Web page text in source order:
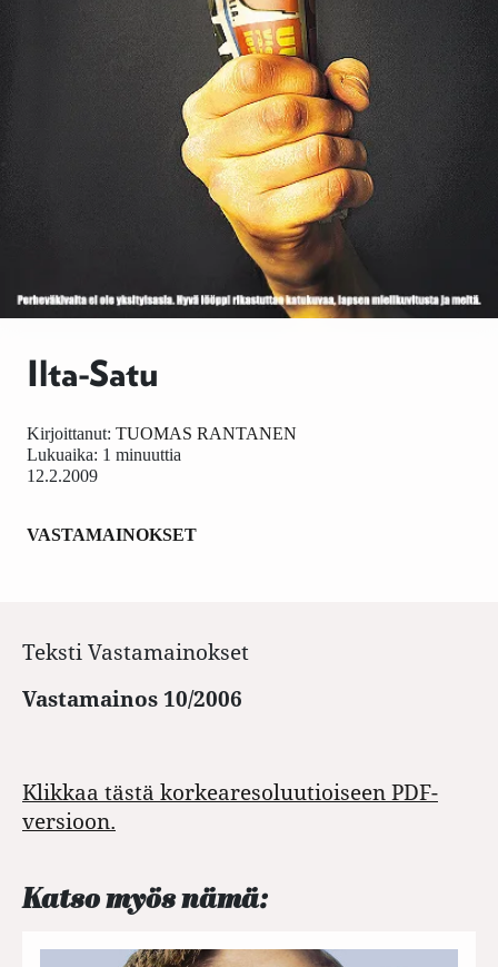
Ilta-Satu
12.2.2009
Kirjoittanut: TUOMAS RANTANEN
Lukuaika: 1 minuuttia
VASTAMAINOKSET
Teksti Vastamainokset
Vastamainos 10/2006
Klikkaa tästä korkearesoluutioiseen PDF-
versioon.
Katso myös nämä: